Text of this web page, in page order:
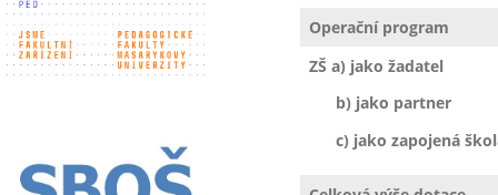
Operační program
ZŠ a) jako žadatel
b) jako partner
c) jako zapojená